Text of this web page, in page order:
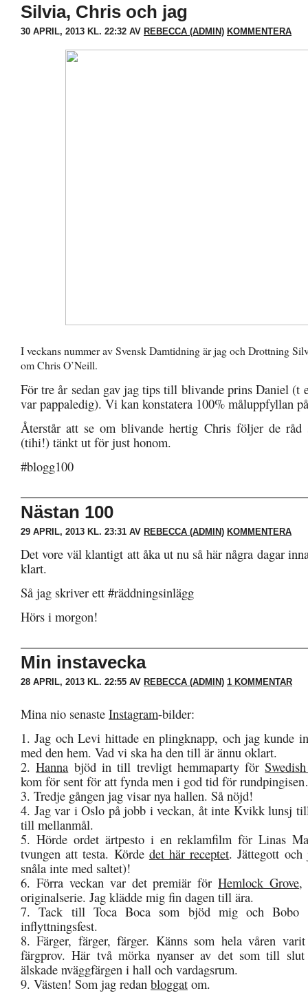
Silvia, Chris och jag
30 APRIL, 2013 KL. 22:32 AV REBECCA (ADMIN) KOMMENTERA
I veckans nummer av Svensk Damtidning är jag och Drottning
om Chris O’Neill.
För tre år sedan gav jag tips till blivande prins Daniel (t
var pappaledig). Vi kan konstatera 100% måluppfyllan
Återstår att se om blivande hertig Chris följer de råd
(tihi!) tänkt ut för just honom.
#blogg100
Nästan 100
29 APRIL, 2013 KL. 23:31 AV REBECCA (ADMIN) KOMMENTERA
Det vore väl klantigt att åka ut nu så här några dagar
klart.
Så jag skriver ett #räddningsinlägg
Hörs i morgon!
Min instavecka
28 APRIL, 2013 KL. 22:55 AV REBECCA (ADMIN) 1 KOMMENTAR
Mina nio senaste Instagram-bilder:
1. Jag och Levi hittade en plingknapp, och jag kunde
med den hem. Vad vi ska ha den till är ännu oklart.
2.Hanna bjöd in till trevligt hemmaparty för
kom för sent för att fynda men i god tid för
3. Tredje gången jag visar nya hallen. Så nöjd!
4. Jag var i Oslo på jobb i veckan, åt inte Kvikk lunsj
till mellanmål.
5. Hörde ordet ärtpesto i en reklamfilm för Linas
tvungen att testa. Körde det här receptet. Jättegott och
snåla inte med saltet)!
6. Förra veckan var det premiär förHemlock Grove,
originalserie. Jag klädde mig fin dagen till ära.
7. Tack till Toca Boca som bjöd mig och Bobo
inflyttningsfest.
8. Färger, färger, färger. Känns som hela våren
färgprov. Här två mörka nyanser av det som till
älskade nväggfärgen i hall och vardagsrum.
9. Västen! Som jag redan bloggat om.